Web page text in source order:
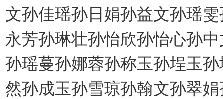
文孙佳瑶孙日娟孙益文孙瑶
永芳孙琳壮孙怡欣孙怡心孙
孙瑶蔓孙娜蓉孙称玉孙埕玉
然孙成玉孙雪琼孙翰文孙翠